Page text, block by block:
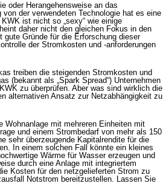
oder Herangehensweise an das
von der verwendeten Technologie hat es eine
ist nicht so „sexy“ wie einige
daher nicht den gleichen Fokus in den
gute Gründe für die Erforschung dieser
der Stromkosten und -anforderungen
treiben die steigenden Stromkosten und
(bekannt als „Spark Spread“) Unternehmen
zu überprüfen. Aber was sind wirklich die
alternativen Ansatz zur Netzabhängigkeit zu
Wohnanlage mit mehreren Einheiten mit
und einem Strombedarf von mehr als 150
sehr überzeugende Kapitalrendite für die
In einem solchen Fall könnte ein kleines
Wärme für Wasser erzeugen und
durch eine Anlage mit integriertem
Kosten für den netzgelieferten Strom zu
Notstrom bereitzustellen. Lassen Sie